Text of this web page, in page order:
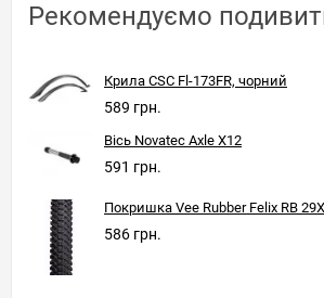
Рекомендуємо
Крила CSC Fl-173FR, чорний
589 грн.
Вісь Novatec Axle X12
591 грн.
Покришка Vee Rubber Felix RB
586 грн.